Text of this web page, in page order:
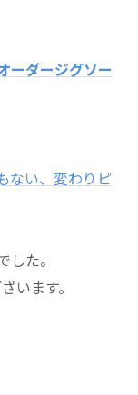
ーダージグソー
ない、変わりピ
た。
います。